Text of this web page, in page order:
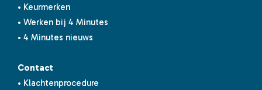
• Keurmerken
• Werken bij 4 Minutes
• 4 Minutes nieuws
Contact
• Klachtenprocedure